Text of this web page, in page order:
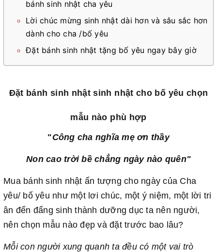
bánh sinh nhật cha yêu
Lời chúc mừng sinh nhật dài hơn và sâu sắc hơn
dành cho cha /bố yêu
Đặt bánh sinh nhật tặng bố yêu ngay bây giờ
Đặt bánh sinh nhật sinh nhật cho bố yêu chọn
mẫu nào phù hợp
"Công cha nghĩa mẹ ơn thầy
Non cao trời bề chẳng ngày nào quên"
Mua bánh sinh nhật ấn tượng cho ngày của Cha
yêu/ bố yêu như một lơi chúc, một ý niệm, một lời tri
ân đến đấng sinh thành dưỡng dục ta nên người,
nên chọn mẫu nào đẹp và đặt trước bao lâu?
Mỗi con người xung quanh ta đều có một vai trò